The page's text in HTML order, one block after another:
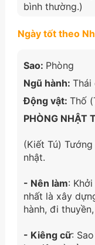
bình thường.)
Ngày tốt theo
Sao: Phòng
Ngũ hành: Thái
Động vật: Thố
PHÒNG NHẬT
(Kiết Tú)
nhật.
- Nên làm:
nhất là xây
hành, đi
- Kiêng cữ: